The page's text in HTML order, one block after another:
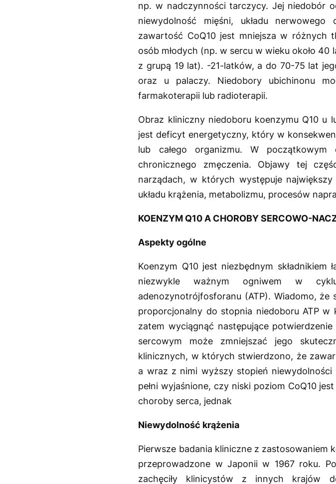
np. w nadczynności tarczycy. Jej niedobór
niewydolność mięśni, układu
zawartość CoQ10 jest mniejsza w różnych
osób młodych (np. w sercu w wieku około
z grupą 19 lat). -21-latków, a do 70-75 lat
oraz u palaczy. Niedobory ubichinonu
farmakoterapii lub radioterapii.
Obraz kliniczny niedoboru koenzymu Q10 u
jest deficyt energetyczny, który w
lub całego organizmu. W
chronicznego zmęczenia. Objawy tej
narządach, w których występuje
układu krążenia, metabolizmu, procesów
KOENZYM Q10 A CHOROBY SERCOWO-
Aspekty ogólne
Koenzym Q10 jest niezbędnym składnikiem
niezwykle ważnym ogniwem w
adenozynotrójfosforanu (ATP). Wiadomo,
proporcjonalny do stopnia niedoboru ATP
zatem wyciągnąć następujące
sercowym może zmniejszać jego
klinicznych, w których stwierdzono, że
a wraz z nimi wyższy stopień
pełni wyjaśnione, czy niski poziom CoQ10
choroby serca, jednak
Niewydolność krążenia
Pierwsze badania kliniczne z zastosowaniem
przeprowadzone w Japonii w 1967 roku.
zachęciły klinicystów z innych krajów